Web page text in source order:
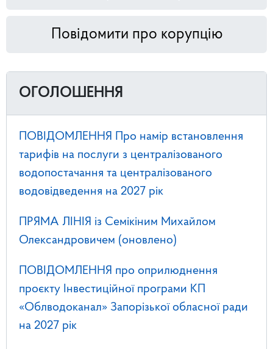
Повідомити про корупцію
ОГОЛОШЕННЯ
ПОВІДОМЛЕННЯ Про намір встановлення
тарифів на послуги з централізованого
водопостачання та централізованого
водовідведення на 2027 рік
ПРЯМА ЛІНІЯ із Семікіним Михайлом
Олександровичем (оновлено)
ПОВІДОМЛЕННЯ про оприлюднення
проєкту Інвестиційної програми КП
«Облводоканал» Запорізької обласної ради
на 2027 рік